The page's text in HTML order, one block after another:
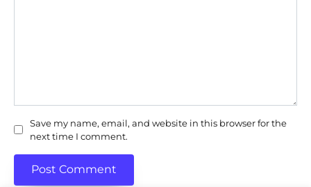
Save my name, email, and website in this browser for the
next time I comment.